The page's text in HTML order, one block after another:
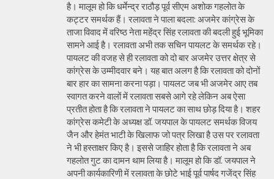
है। मालूम हो कि धर्मेन्द्र राठौड़ पूर्व सीएम अशोक गहलोत के
कट्टर समर्थक हैं। रलावता ने पाला बदला: अजमेर कांग्रेस के
ताजा विवाद में वरिष्ठ नेता महेंद्र सिंह रलावता की बदली हुई भूमिका
सामने आई है। रलावता अभी तक सचिन पायलट के समर्थक रहे।
पायलट की वजह से ही रलावता को दो बार अजमेर उत्तर क्षेत्र से
कांग्रेस के उम्मीदवार बने। यह बात अलग है कि रलावता को दोनों
बार हार का सामना करना पड़ा। पायलट जब भी अजमेर आए तब
स्वागत करने वालों में रलावता सबसे आगे रहे लेकिन अब ऐसा
प्रतीत होता है कि रलावता ने पायलट का साथ छोड़ दिया है। शहर
कांग्रेस कमेटी के अध्यक्ष डॉ. जयपाल के पायलट समर्थक विजय
जैन और हेमंत भाटी के खिलाफ जो पत्र लिखा है उस पर रलावता
ने भी हस्ताक्षर किए है। इससे जाहिर होता है कि रलावता ने अब
गहलोत गुट का दामन थाम लिया है। मालूम हो कि डॉ. जयपाल ने
अपनी कार्यकारिणी में रलावता के छोटे भाई पूर्व पार्षद गजेंद्र सिंह